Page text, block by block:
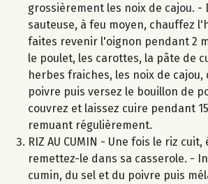
grossièrement les noix de cajou. -
sauteuse, à feu moyen, chauffez
faites revenir l'oignon pendant 2
le poulet, les carottes, la pâte de
herbes fraiches, les noix de cajou,
poivre puis versez le bouillon de
couvrez et laissez cuire pendant
remuant régulièrement.
RIZ AU CUMIN - Une fois le riz
remettez-le dans sa casserole. -
cumin, du sel et du poivre puis